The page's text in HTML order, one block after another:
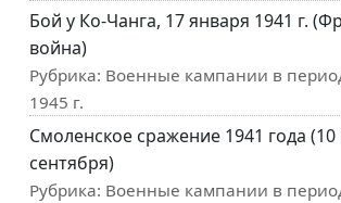
Бой у Ко-Чанга, 17 января 1941 г.
война)
Рубрика: Военные кампании в
1945 г.
Смоленское сражение 1941 года
сентября)
Рубрика: Военные кампании в